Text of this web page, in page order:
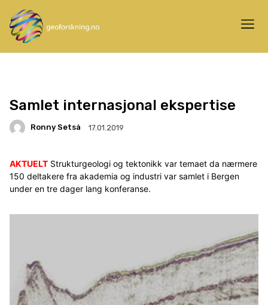
Samlet internasjonal ekspertise
Ronny Setså 17.01.2019
AKTUELT Strukturgeologi og tektonikk var temaet da nærmere
150 deltakere fra akademia og industri var samlet i Bergen
under en tre dager lang konferanse.